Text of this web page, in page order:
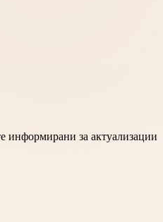
информирани за актуализации